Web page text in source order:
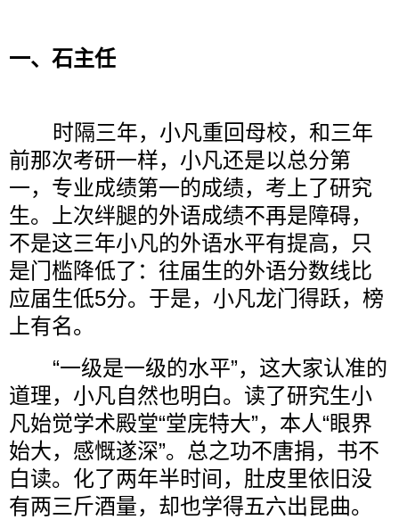
一、石主任
时隔三年，小凡重回母校，和三年
前那次考研一样，小凡还是以总分第
一，专业成绩第一的成绩，考上了研究
生。上次绊腿的外语成绩不再是障碍，
不是这三年小凡的外语水平有提高，只
是门槛降低了：往届生的外语分数线比
应届生低5分。于是，小凡龙门得跃，榜
上有名。
“一级是一级的水平”，这大家认准的
道理，小凡自然也明白。读了研究生小
凡始觉学术殿堂“堂庑特大”，本人“眼界
始大，感慨遂深”。总之功不唐捐，书不
白读。化了两年半时间，肚皮里依旧没
有两三斤酒量，却也学得五六出昆曲。